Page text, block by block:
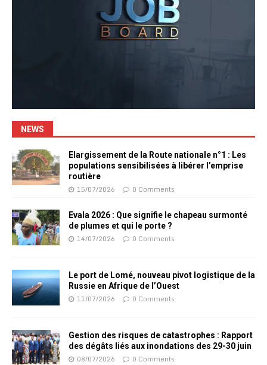
NEWS
Elargissement de la Route nationale n°1 : Les
populations sensibilisées à libérer l’emprise
routière
15/07/2026 0 Comments
Evala 2026 : Que signifie le chapeau surmonté
de plumes et qui le porte ?
14/07/2026 0 Comments
Le port de Lomé, nouveau pivot logistique de la
Russie en Afrique de l’Ouest
11/07/2026 0 Comments
Gestion des risques de catastrophes : Rapport
des dégâts liés aux inondations des 29-30 juin
08/07/2026 0 Comments